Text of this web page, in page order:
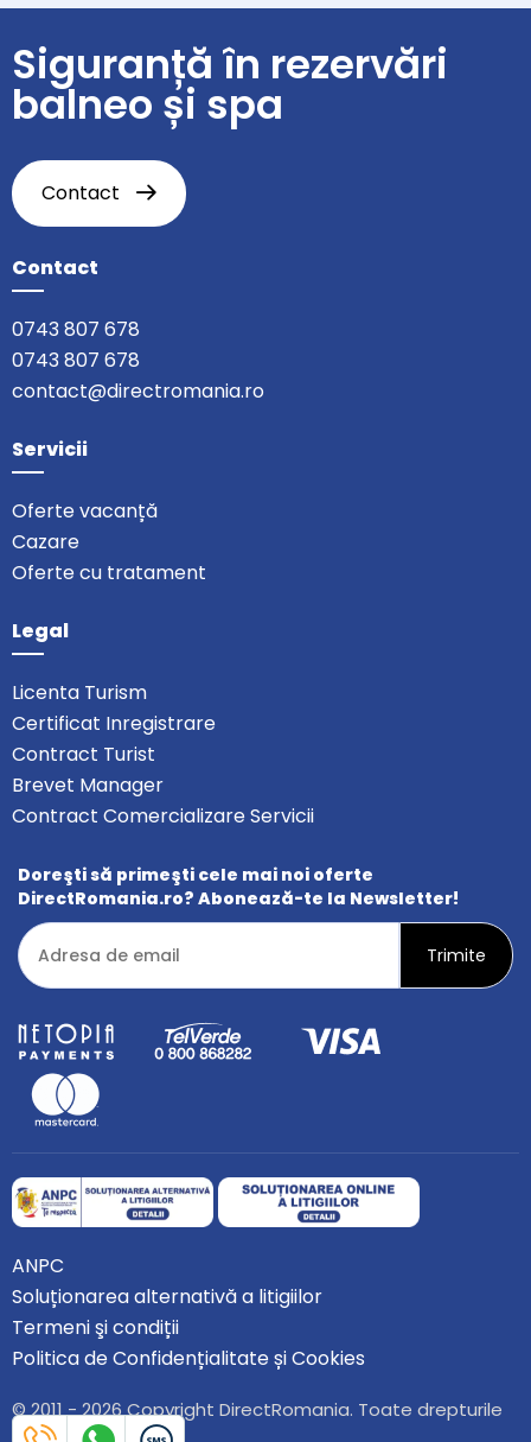
Siguranță în rezervări
balneo și spa
Contact
Contact
0743 807 678
0743 807 678
contact@directromania.ro
Servicii
Oferte vacanță
Cazare
Oferte cu tratament
Legal
Licenta Turism
Certificat Inregistrare
Contract Turist
Brevet Manager
Contract Comercializare Servicii
Doreşti să primeşti cele mai noi oferte
DirectRomania.ro? Abonează-te la Newsletter!
ANPC
Soluționarea alternativă a litigiilor
Termeni şi condiții
Politica de Confidențialitate și Cookies
© 2011 - 2026 Copyright DirectRomania. Toate drepturile
rezervate.